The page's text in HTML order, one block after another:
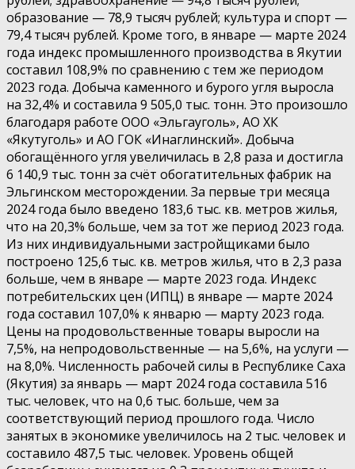
образование — 78,9 тысяч рублей; культура и спорт —
79,4 тысяч рублей. Кроме того, в январе — марте 2024
года индекс промышленного производства в Якутии
составил 108,9% по сравнению с тем же периодом
2023 года. Добыча каменного и бурого угля выросла
на 32,4% и составила 9 505,0 тыс. тонн. Это произошло
благодаря работе ООО «Эльгауголь», АО ХК
«Якутуголь» и АО ГОК «Инаглинский». Добыча
обогащённого угля увеличилась в 2,8 раза и достигла
6 140,9 тыс. тонн за счёт обогатительных фабрик на
Эльгинском месторождении. За первые три месяца
2024 года было введено 183,6 тыс. кв. метров жилья,
что на 20,3% больше, чем за тот же период 2023 года.
Из них индивидуальными застройщиками было
построено 125,6 тыс. кв. метров жилья, что в 2,3 раза
больше, чем в январе — марте 2023 года. Индекс
потребительских цен (ИПЦ) в январе — марте 2024
года составил 107,0% к январю — марту 2023 года.
Цены на продовольственные товары выросли на
7,5%, на непродовольственные — на 5,6%, на услуги —
на 8,0%. Численность рабочей силы в Республике Саха
(Якутия) за январь — март 2024 года составила 516
тыс. человек, что на 0,6 тыс. больше, чем за
соответствующий период прошлого года. Число
занятых в экономике увеличилось на 2 тыс. человек и
составило 487,5 тыс. человек. Уровень общей